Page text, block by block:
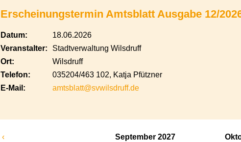
Erscheinungstermin Amtsblatt Ausgabe 12/
Datum:
18.06.2026
Veranstalter:
Stadtverwaltung Wilsdruff
Ort:
Wilsdruff
Telefon:
035204/463 102, Katja Pfützner
E-Mail:
amtsblatt@svwilsdruff.de
‹
September 2027